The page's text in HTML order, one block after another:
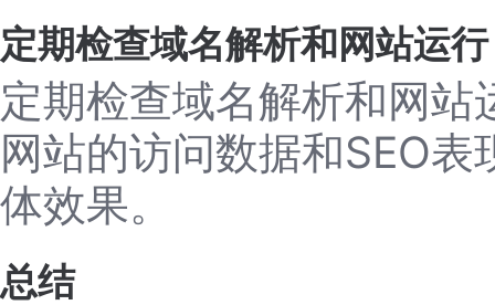
定期检查域名解析和网站运行
定期检查域名解析和网
网站的访问数据和SEO
体效果。
总结